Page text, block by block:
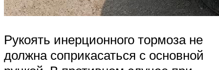
Рукоять инерционного тормоза не
должна соприкасаться с основной